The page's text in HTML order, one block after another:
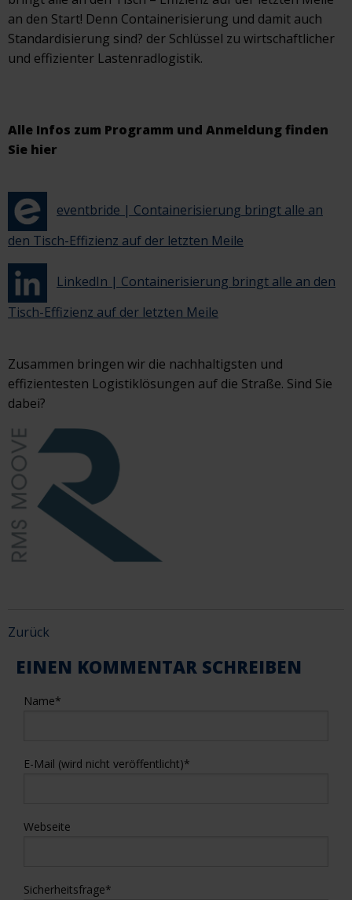
an den Start! Denn Containerisierung und damit auch
Standardisierung sind? der Schlüssel zu wirtschaftlicher
und effizienter Lastenradlogistik.
Alle Infos zum Programm und Anmeldung finden
Sie hier
eventbride | Containerisierung bringt alle an
den Tisch-Effizienz auf der letzten Meile
LinkedIn | Containerisierung bringt alle an den
Tisch-Effizienz auf der letzten Meile
Zusammen bringen wir die nachhaltigsten und
effizientesten Logistiklösungen auf die Straße. Sind Sie
dabei?
Zurück
EINEN KOMMENTAR SCHREIBEN
Name*
E-Mail (wird nicht veröffentlicht)*
Webseite
Sicherheitsfrage*